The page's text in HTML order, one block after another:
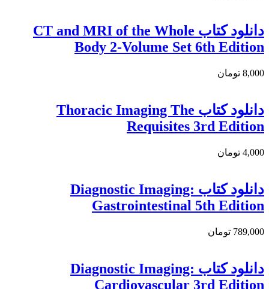
دانلود کتاب CT and MRI of the Whole
Body 2-Volume Set 6th Edition
8,000 تومان
دانلود کتاب Thoracic Imaging The
Requisites 3rd Edition
4,000 تومان
دانلود كتاب Diagnostic Imaging:
Gastrointestinal 5th Edition
789,000 تومان
دانلود كتاب Diagnostic Imaging:
Cardiovascular 3rd Edition